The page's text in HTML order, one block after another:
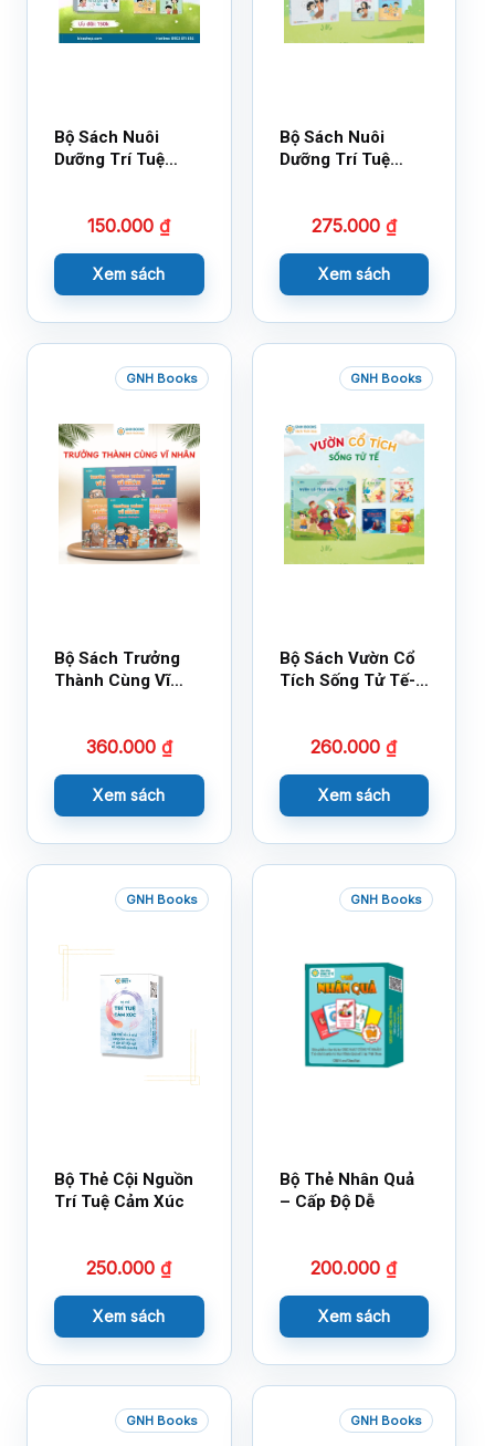
Bộ Sách Nuôi
Dưỡng Trí Tuệ
150.000₫
Xem sách
Bộ Sách Nuôi
Dưỡng Trí Tuệ
275.000 ₫
Xem sách
GNH Books
Bộ Sách Trưởng
Thành Cùng Vĩ
360.000 ₫
Xem sách
GNH Books
Bộ Sách Vườn Cổ
Tích Sống Tử Tế-
260.000₫
Xem sách
GNH Books
Bộ Thẻ Cội Nguồn
Trí Tuệ Cảm Xúc
250.000₫
Xem sách
GNH Books
Bộ Thẻ Nhân Quả
– Cấp Độ Dễ
200.000₫
Xem sách
GNH Books GNH Books